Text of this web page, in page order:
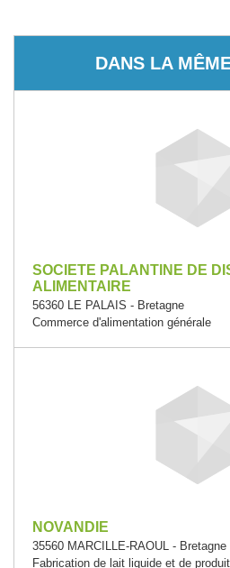
DANS LA
SOCIETE PALANTINE DE
ALIMENTAIRE
56360 LE PALAIS - Bretagne
Commerce d'alimentation générale
NOVANDIE
35560 MARCILLE-RAOUL - Bretagne
Fabrication de lait liquide et de